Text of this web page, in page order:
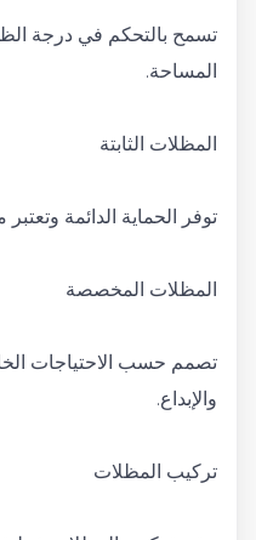
تسمح بالتحكم في درجة
المساحة.
المظلات الثابتة
توفر الحماية الدائمة
المظلات المخصصة
تصمم حسب الاحتياجات
والإبداع.
تركيب المظلات